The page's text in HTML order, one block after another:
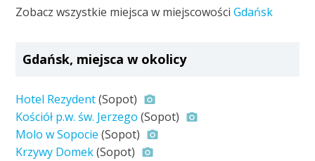
Zobacz wszystkie miejsca w miejscowościGdańsk
Gdańsk, miejsca w okolicy
Hotel Rezydent(Sopot)
Kościół p.w. św. Jerzego (Sopot)
Molo w Sopocie (Sopot)
Krzywy Domek(Sopot)